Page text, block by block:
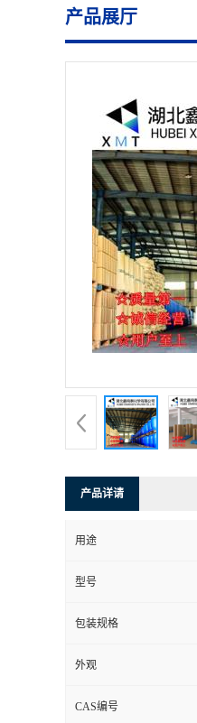
产品展厅
产品详请
用途
型号
包装规格
外观
CAS编号